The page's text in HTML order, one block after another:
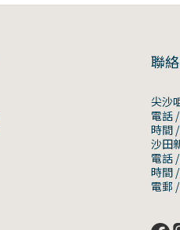
聯
尖沙
電話
時間
沙田
電話
時間
電郵